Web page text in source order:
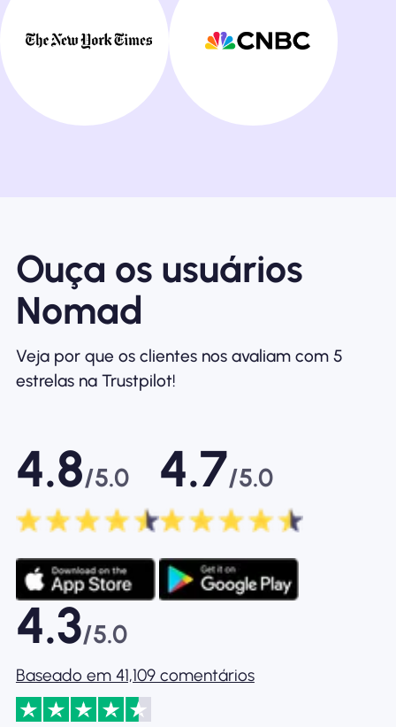
Ouça os usuários
Nomad
Veja por que os clientes nos avaliam com 5
estrelas na Trustpilot!
4.8/5.0 4.7/5.0
4.3/5.0
Baseado em 41,109 comentários